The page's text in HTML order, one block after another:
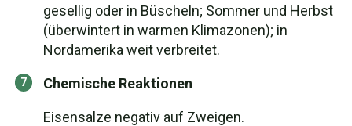
gesellig oder in Büscheln; Sommer und Herbst
(überwintert in warmen Klimazonen); in
Nordamerika weit verbreitet.
Chemische Reaktionen
Eisensalze negativ auf Zweigen.